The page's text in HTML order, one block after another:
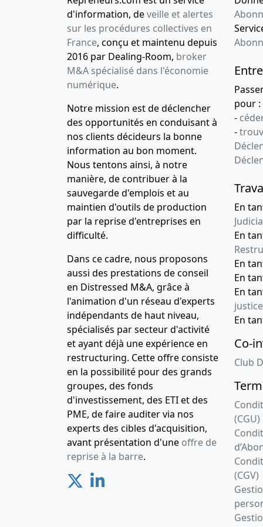
d'information, deveille et alertes
sur les procédures collectives en
France, conçu et maintenu depuis
2016 par Dealing-Room, broker
M&A spécialisé dans l'économie
numérique.
Notre mission est de déclencher
des opportunités en conduisant à
nos clients décideurs la bonne
information au bon moment.
Nous tentons ainsi, à notre
manière, de contribuer à la
sauvegarde d'emplois et au
maintien d'outils de production
par la reprise d'entreprises en
difficulté.
Dans ce cadre, nous proposons
aussi des prestations de conseil
en Distressed M&A, grâce à
l'animation d'un réseau d'experts
indépendants de haut niveau,
spécialisés par secteur d'activité
et ayant déjà une expérience en
restructuring. Cette offre consiste
en la possibilité pour des grands
groupes, des fonds
d'investissement, des ETI et des
PME, de faire auditer via nos
experts des cibles d'acquisition,
avant présentation d'une offre de
reprise à la barre.
pour :
-
-
En
En
En
En
En
justice
En
Co-
Club
(CGU)
(CGV)